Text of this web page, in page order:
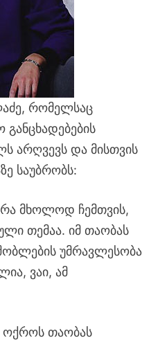
რომელსაც
არღვევს და მისთვის
საუბრობს:
მხოლოდ ჩემთვის,
თემაა. იმ თაობას
უმრავლესობა
ვაი, ამ
ოქროს თაობას